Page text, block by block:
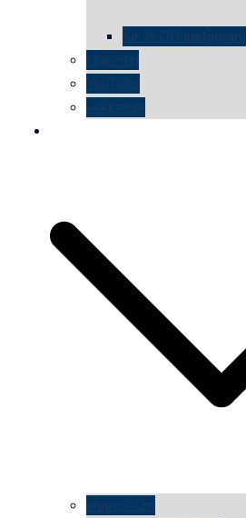
für WDR Instagram
LinkedIn
YouTube
wikipedia
impressum